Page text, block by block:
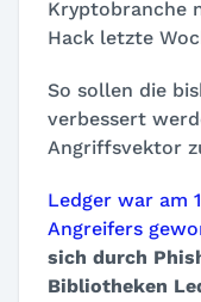
Kryptobranche
Hack letzte
So sollen die
verbessert
Angriffsvektor
Ledger war am
Angreifers
sich durch
Bibliotheken